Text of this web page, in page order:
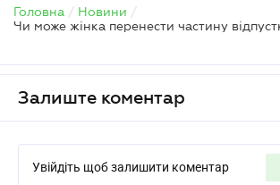
Головна / Новини /
Залиште коментар
Увійдіть щоб залишити коментар